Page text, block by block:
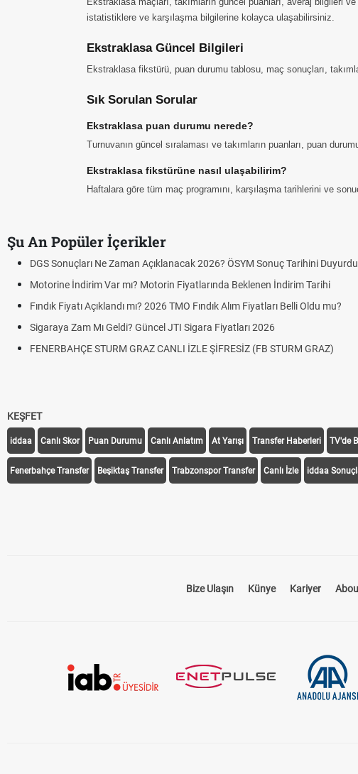
istatistiklere ve karşılaşma bilgilerine kolayca ulaşabilirsiniz.
Ekstraklasa Güncel Bilgileri
Ekstraklasa fikstürü, puan durumu tablosu, maç sonuçları,
Sık Sorulan Sorular
Ekstraklasa puan durumu nerede?
Turnuvanın güncel sıralaması ve takımların puanları, puan
Ekstraklasa fikstürüne nasıl ulaşabilirim?
Haftalara göre tüm maç programını, karşılaşma tarihlerini ve
Şu An Popüler İçerikler
DGS Sonuçları Ne Zaman Açıklanacak 2026? ÖSYM Sonuç Tarihini Duyurdu
Motorine İndirim Var mı? Motorin Fiyatlarında Beklenen İndirim Tarihi
Fındık Fiyatı Açıklandı mı? 2026 TMO Fındık Alım Fiyatları Belli Oldu mu?
Sigaraya Zam Mı Geldi? Güncel JTI Sigara Fiyatları 2026
FENERBAHÇE STURM GRAZ CANLI İZLE ŞİFRESİZ (FB STURM GRAZ)
KEŞFET
iddaa Canlı Skor Puan Durumu Canlı Anlatım At Yarışı Transfer Haberleri TV'de
Fenerbahçe Transfer Beşiktaş Transfer Trabzonspor Transfer Canlı İzle iddaa
Bize Ulaşın Künye Kariyer